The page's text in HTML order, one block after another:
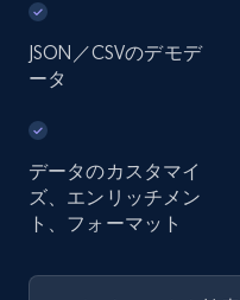
JSON／CSVのデモデ
ータ
データのカスタマイ
ズ、エンリッチメン
ト、フォーマット